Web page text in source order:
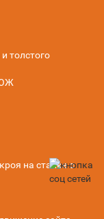
толстого
на станке с